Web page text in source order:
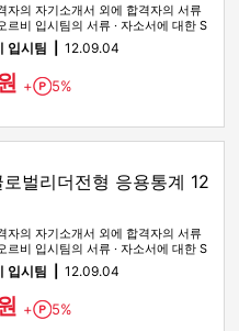
자의 자기소개서 외에 합격자의 서류
르비 입시팀의 서류 · 자소서에 대한 S
함돼 …
입시팀 12.09.04
+ Point
5%
벌리더전형 응용통계 12
자의 자기소개서 외에 합격자의 서류
르비 입시팀의 서류 · 자소서에 대한 S
함돼 …
입시팀 12.09.04
+ Point
5%